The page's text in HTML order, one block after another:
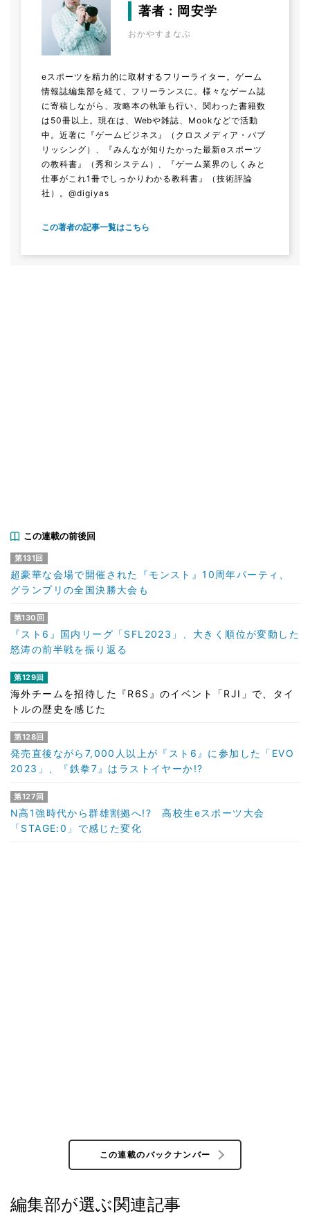
著者 : 岡安学
おかやすまなぶ
eスポーツを精力的に取材するフリーライター。ゲーム
情報誌編集部を経て、フリーランスに。様々なゲーム誌
に寄稿しながら、攻略本の執筆も行い、関わった書籍数
は50冊以上。現在は、Webや雑誌、Mookなどで活動
中。近著に『ゲームビジネス』（クロスメディア・パブ
リッシング）、『みんなが知りたかった最新eスポーツ
の教科書』（秀和システム）、『ゲーム業界のしくみと
仕事がこれ1冊でしっかりわかる教科書』（技術評論
社）。@digiyas
この著者の記事一覧はこちら
この連載の前後回
第131回
超豪華な会場で開催された『モンスト』10周年パーティ、
グランプリの全国決勝大会も
第130回
『スト6』国内リーグ「SFL2023」、大きく順位が変動した
怒涛の前半戦を振り返る
第129回
海外チームを招待した『R6S』のイベント「RJI」で、タイ
トルの歴史を感じた
第128回
発売直後ながら7,000人以上が『スト6』に参加した「EVO
2023」、『鉄拳7』はラストイヤーか!?
第127回
N高1強時代から群雄割拠へ!? 高校生eスポーツ大会
「STAGE:0」で感じた変化
この連載のバックナンバー
編集部が選ぶ関連記事